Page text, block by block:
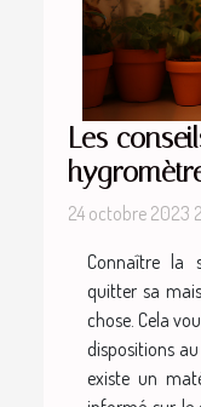
Les
24 octobre 2023
Connaître la
quitter sa
chose. Cela
dispositions au
existe un